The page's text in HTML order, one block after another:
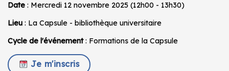
Date : Mercredi 12 novembre 2025 (12h00 - 13h30)
Lieu : La Capsule - bibliothèque universitaire
Cycle de l'événement: Formations de la Capsule
Je m'inscris